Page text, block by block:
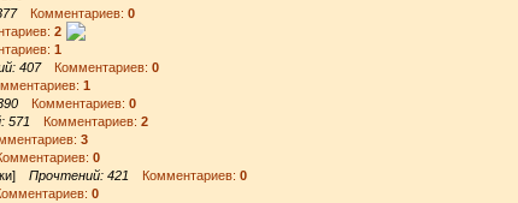
Комментариев: 0
2
1
407Комментариев: 0
1
Комментариев: 0
571 Комментариев: 2
3
0
Прочтений: 421 Комментариев: 0
0